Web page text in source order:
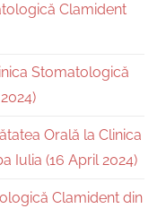
Clamident
Stomatologică
Orală la Clinica
Iulia (16 April 2024)
Clamident din